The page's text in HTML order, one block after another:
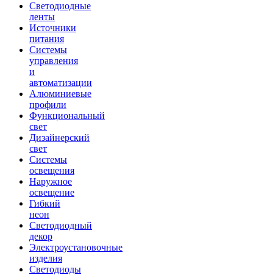
Светодиодные
ленты
Источники
питания
Системы
управления
и
автоматизации
Алюминиевые
профили
Функциональный
свет
Дизайнерский
свет
Системы
освещения
Наружное
освещение
Гибкий
неон
Светодиодный
декор
Электроустановочные
изделия
Светодиоды